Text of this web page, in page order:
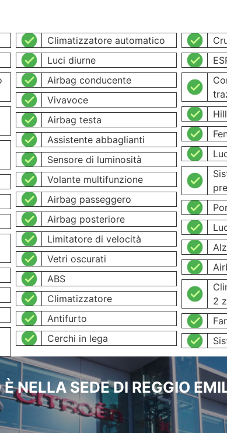
Climatizzatore automatico
Luci diurne
Airbag conducente
Vivavoce
Airbag testa
Assistente abbaglianti
Sensore di luminosità
Volante multifunzione
Airbag passeggero
Airbag posteriore
Limitatore di velocità
Vetri oscurati
ABS
Climatizzatore
Antifurto
Cerchi in lega
2
NELLA SEDE DI REGGIO